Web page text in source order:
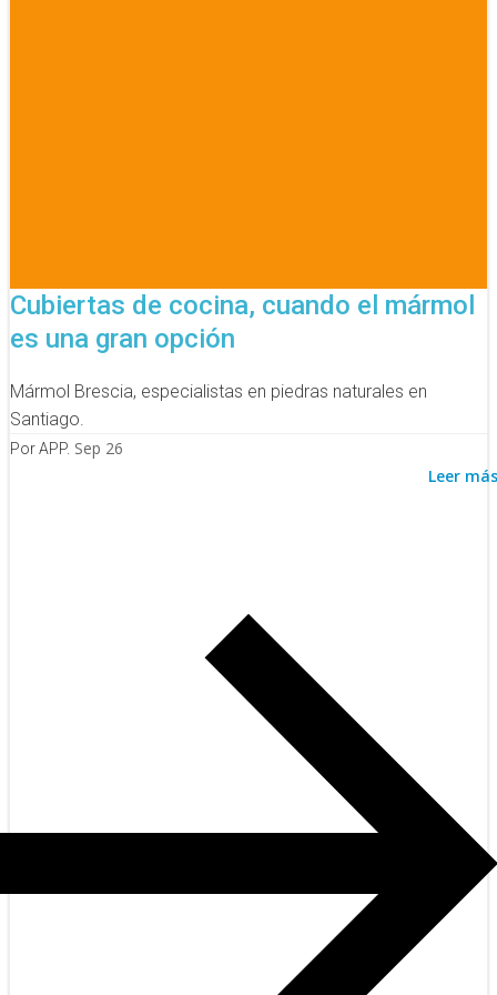
Cubiertas de cocina, cuando el mármol
es una gran opción
Mármol Brescia, especialistas en piedras naturales en
Santiago.
Por APP. Sep 26
Leer más